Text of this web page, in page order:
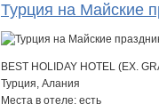
Турция на Майские
BEST HOLIDAY HOTEL (EX.
Турция, Алания
Места в отеле: есть